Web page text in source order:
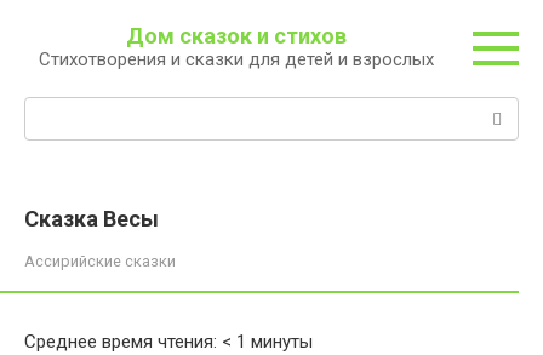
контенту
Дом сказок и стихов
Стихотворения и сказки для детей и взрослых
Сказка Весы
Ассирийские сказки
Среднее время чтения: < 1 минуты